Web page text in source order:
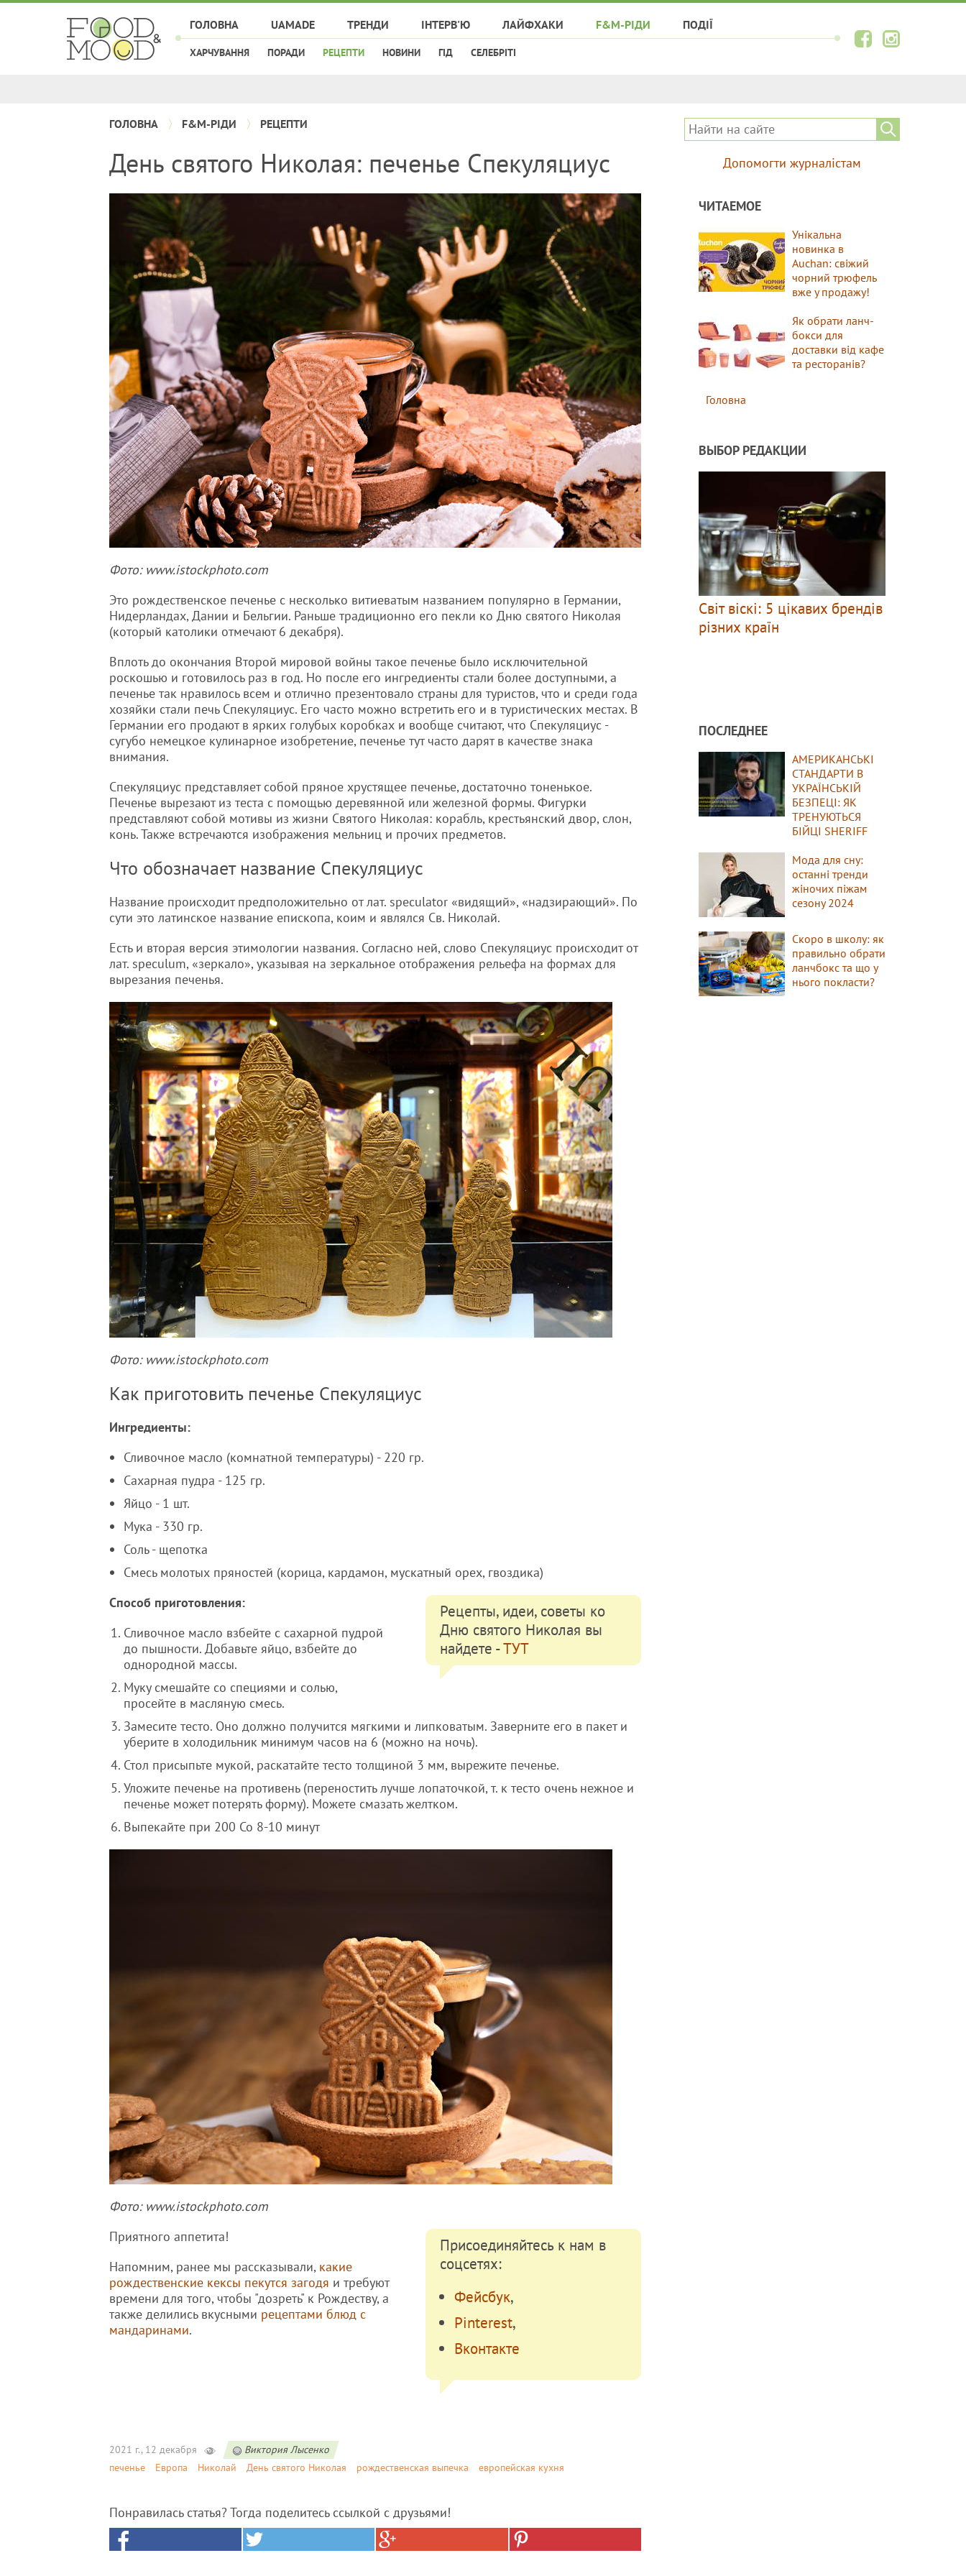
ГОЛОВНА UAMADE ТРЕНДИ ІНТЕРВ'Ю ЛАЙФХАКИ F&M-РІДИ
ХАРЧУВАННЯ ПОРАДИ РЕЦЕПТИ НОВИНИ ГІД СЕЛЕБРІТІ
ПОДІЇ
ГОЛОВНА F&M-РІДИ РЕЦЕПТИ
День святого Николая: печенье Спекуляциус
Фото: www.istockphoto.com
Это рождественское печенье с несколько витиеватым названием популярно в Германии,
Нидерландах, Дании и Бельгии. Раньше традиционно его пекли ко Дню святого Николая
(который католики отмечают 6 декабря).
Вплоть до окончания Второй мировой войны такое печенье было исключительной
роскошью и готовилось раз в год. Но после его ингредиенты стали более доступными, а
печенье так нравилось всем и отлично презентовало страны для туристов, что и среди года
хозяйки стали печь Спекуляциус. Его часто можно встретить его и в туристических местах. В
Германии его продают в ярких голубых коробках и вообще считают, что Спекуляциус -
сугубо немецкое кулинарное изобретение, печенье тут часто дарят в качестве знака
внимания.
Спекуляциус представляет собой пряное хрустящее печенье, достаточно тоненькое.
Печенье вырезают из теста с помощью деревянной или железной формы. Фигурки
представляют собой мотивы из жизни Святого Николая: корабль, крестьянский двор, слон,
конь. Также встречаются изображения мельниц и прочих предметов.
Что обозначает название Спекуляциус
Название происходит предположительно от лат. speculator «видящий», «надзирающий». По
сути это латинское название епископа, коим и являлся Св. Николай.
Есть и вторая версия этимологии названия. Согласно ней, слово Спекуляциус происходит от
лат. speculum, «зеркало», указывая на зеркальное отображения рельефа на формах для
вырезания печенья.
Фото: www.istockphoto.com
Как приготовить печенье Спекуляциус
Ингредиенты:
Сливочное масло (комнатной температуры) - 220 гр.
Сахарная пудра - 125 гр.
Яйцо - 1 шт.
Мука - 330 гр.
Соль - щепотка
Смесь молотых пряностей (корица, кардамон, мускатный орех, гвоздика)
Рецепты, идеи, советы ко
Дню святого Николая вы
найдете -ТУТ
Способ приготовления:
Сливочное масло взбейте с сахарной пудрой
до пышности. Добавьте яйцо, взбейте до
однородной массы.
Муку смешайте со специями и солью,
просейте в масляную смесь.
Замесите тесто. Оно должно получится мягкими и липковатым. Заверните его в пакет и
уберите в холодильник минимум часов на 6 (можно на ночь).
Стол присыпьте мукой, раскатайте тесто толщиной 3 мм, вырежите печенье.
Уложите печенье на противень (переностить лучше лопаточкой, т. к тесто очень нежное и
печенье может потерять форму). Можете смазать желтком.
Выпекайте при 200 Со 8-10 минут
Фото: www.istockphoto.com
Присоединяйтесь к нам в
соцсетях:
Фейсбук,
Pinterest,
Вконтакте
Приятного аппетита!
Напомним, ранее мы рассказывали, какие
рождественские кексы пекутся загодя и требуют
времени для того, чтобы "дозреть" к Рождеству, а
также делились вкусными рецептами блюд с
мандаринами.
2021 г., 12 декабря
Виктория Лысенко
печенье
Европа Николай День святого Николая рождественская выпечка европейская кухня
Понравилась статья? Тогда поделитесь ссылкой с друзьями!
Допомогти журналістам
ЧИТАЕМОЕ
Унікальна
новинка в
Auchan: свіжий
чорний трюфель
вже у продажу!
Як обрати ланч-
бокси для
доставки від кафе
та ресторанів?
Головна
ВЫБОР РЕДАКЦИИ
Світ віскі: 5 цікавих брендів
різних країн
ПОСЛЕДНЕЕ
АМЕРИКАНСЬКІ
СТАНДАРТИ В
УКРАЇНСЬКІЙ
БЕЗПЕЦІ: ЯК
ТРЕНУЮТЬСЯ
БІЙЦІ SHERIFF
Мода для сну:
останні тренди
жіночих піжам
сезону 2024
Скоро в школу: як
правильно обрати
ланчбокс та що у
нього покласти?